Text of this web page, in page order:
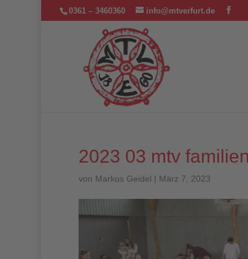
0361 – 3460360 info@mtverfurt.de
2023 03 mtv
von Markus Geidel | März 7, 2023